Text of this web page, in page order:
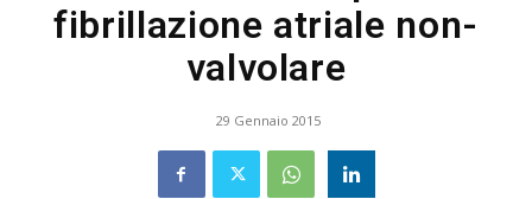
fibrillazione atriale non-
valvolare
29 Gennaio 2015